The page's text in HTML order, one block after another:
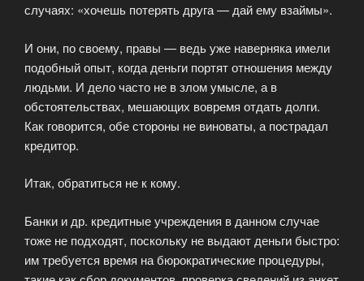
случаях: «хочешь потерять друга — дай ему взаймы».
И они, по своему, правы — ведь уже наверняка имели
подобный опыт, когда деньги портят отношения между
людьми. И дело часто не в злом умысле, а в
обстоятельствах, мешающих вовремя отдать долги.
Как говорится, обе стороны не виноваты, а пострадал
кредитор.
Итак, обратиться не к кому.
Банки и др. кредитные учреждения в данном случае
тоже не подходят, поскольку не выдают деньги быстро:
им требуется время на бюрократические процедуры,